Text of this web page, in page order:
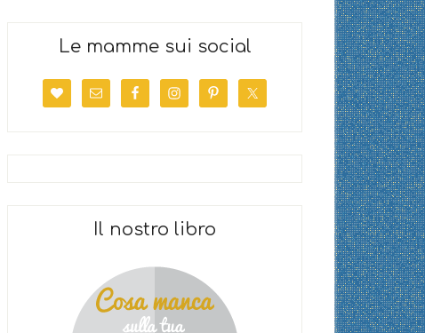
Le mamme sui social
Il nostro libro